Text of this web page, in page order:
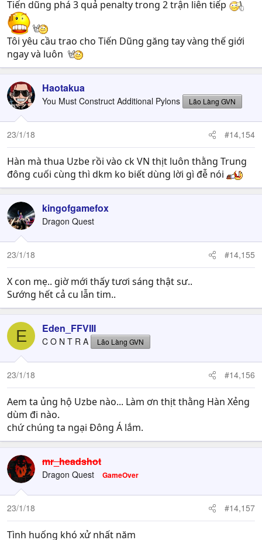
Tiến dũng phá 3 quả penalty trong 2 trận liên tiếp
Tôi yêu cầu trao cho Tiến Dũng găng tay vàng thế giới
ngay và luôn
Haotakua
You Must Construct Additional Pylons Lão Làng GVN
23/1/18 #14,154
Hàn mà thua Uzbe rồi vào ck VN thịt luôn thằng Trung
đông cuối cùng thì dkm ko biết dùng lời gì đễ nói
kingofgamefox
Dragon Quest
23/1/18 #14,155
X con mẹ.. giờ mới thấy tươi sáng thật sư..
Sướng hết cả cu lẫn tim..
E Eden_FFVIII
C O N T R A Lão Làng GVN
23/1/18 #14,156
Aem ta ủng hộ Uzbe nào... Làm ơn thịt thằng Hàn Xẻng
dùm đi nào.
chứ chúng ta ngại Đông Á lắm.
mr_headshot
Dragon Quest GameOver
23/1/18 #14,157
Tình huống khó xử nhất năm